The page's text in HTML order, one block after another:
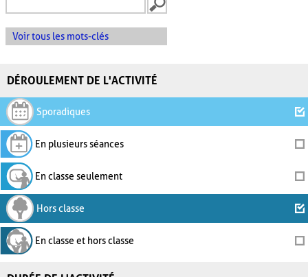
Voir tous les mots-clés
DÉROULEMENT DE L'ACTIVITÉ
Sporadiques
En plusieurs séances
En classe seulement
Hors classe
En classe et hors classe